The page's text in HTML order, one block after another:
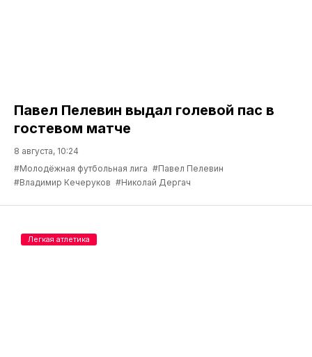
Павел Пелевин выдал голевой пас в
гостевом матче
8 августа, 10:24
#Молодёжная футбольная лига #Павел Пелевин
#Владимир Кечеруков #Николай Дергач
Легкая атлетика